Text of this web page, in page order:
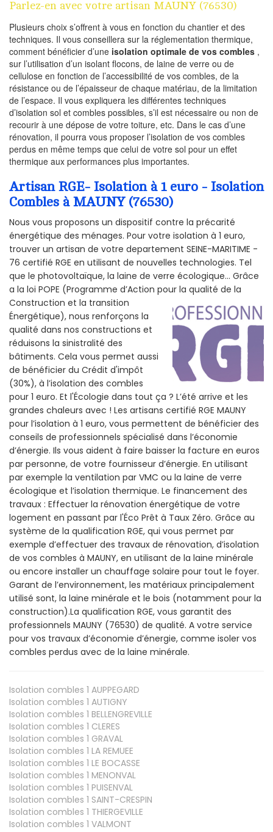
Parlez-en avec votre artisan MAUNY (76530)
Plusieurs choix s’offrent à vous en fonction du chantier et des
techniques. Il vous conseillera sur la réglementation thermique,
comment bénéficier d’une isolation optimale de vos combles ,
sur l’utilisation d’un isolant flocons, de laine de verre ou de
cellulose en fonction de l’accessibilité de vos combles, de la
résistance ou de l’épaisseur de chaque matériau, de la limitation
de l’espace. Il vous expliquera les différentes techniques
d’isolation sol et combles possibles, s’il est nécessaire ou non de
recourir à une dépose de votre toiture, etc. Dans le cas d’une
rénovation, il pourra vous proposer l’isolation de vos combles
perdus en même temps que celui de votre sol pour un effet
thermique aux performances plus importantes.
Artisan RGE- Isolation à 1 euro - Isolation
Combles à MAUNY (76530)
Nous vous proposons un dispositif contre la précarité
énergétique des ménages. Pour votre isolation à 1 euro,
trouver un artisan de votre departement SEINE-MARITIME -
76 certifié RGE en utilisant de nouvelles technologies. Tel
que le photovoltaïque, la laine de verre écologique... Grâce
a la loi POPE (Programme d’Action pour la qualité de la
Construction et la transition
Énergétique), nous renforçons la
qualité dans nos constructions et
réduisons la sinistralité des
bâtiments. Cela vous permet aussi
de bénéficier du Crédit d'impôt
(30%), à l’isolation des combles
pour 1 euro. Et l'Écologie dans tout ça ? L’été arrive et les
grandes chaleurs avec ! Les artisans certifié RGE MAUNY
pour l’isolation à 1 euro, vous permettent de bénéficier des
conseils de professionnels spécialisé dans l’économie
d’énergie. Ils vous aident à faire baisser la facture en euros
par personne, de votre fournisseur d’énergie. En utilisant
par exemple la ventilation par VMC ou la laine de verre
écologique et l’isolation thermique. Le financement des
travaux : Effectuer la rénovation énergétique de votre
logement en passant par l'Éco Prêt à Taux Zéro. Grâce au
système de la qualification RGE, qui vous permet par
exemple d’effectuer des travaux de rénovation, d’isolation
de vos combles à MAUNY, en utilisant de la laine minérale
ou encore installer un chauffage solaire pour tout le foyer.
Garant de l’environnement, les matériaux principalement
utilisé sont, la laine minérale et le bois (notamment pour la
construction).La qualification RGE, vous garantit des
professionnels MAUNY (76530) de qualité. A votre service
pour vos travaux d’économie d’énergie, comme isoler vos
combles perdus avec de la laine minérale.
Isolation combles 1 AUPPEGARD
Isolation combles 1 AUTIGNY
Isolation combles 1 BELLENGREVILLE
Isolation combles 1 CLERES
Isolation combles 1 GRAVAL
Isolation combles 1 LA REMUEE
Isolation combles 1 LE BOCASSE
Isolation combles 1 MENONVAL
Isolation combles 1 PUISENVAL
Isolation combles 1 SAINT-CRESPIN
Isolation combles 1 THIERGEVILLE
Isolation combles 1 VALMONT